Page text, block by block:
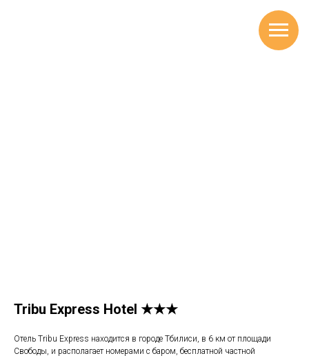
Tribu Express Hotel ★★★
Отель Tribu Express находится в городе Тбилиси, в 6 км от площади
Свободы, и располагает номерами с баром, бесплатной частной